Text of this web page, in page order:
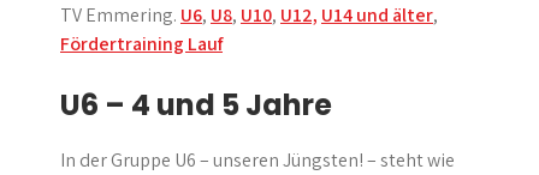
TV Emmering. U6, U8, U10, U12, U14 und älter,
Fördertraining Lauf
U6 – 4 und 5 Jahre
In der Gruppe U6 – unseren Jüngsten! – steht wie